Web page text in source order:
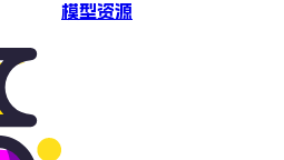
模型资源